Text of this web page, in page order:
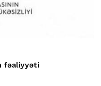
fəaliyyəti